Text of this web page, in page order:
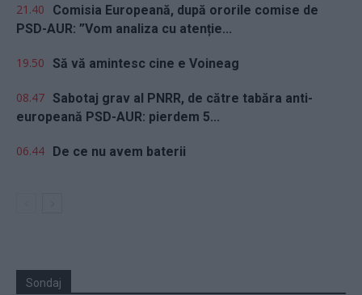
21.40
Comisia Europeană, după ororile comise de
PSD-AUR: ”Vom analiza cu atenție...
19.50 Să vă amintesc cine e Voineag
08.47 Sabotaj grav al PNRR, de către tabăra anti-
europeană PSD-AUR: pierdem 5...
06.44 De ce nu avem baterii
Sondaj